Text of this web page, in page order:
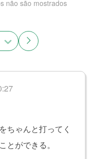
não são mostrados
ちゃんと打ってく
とができる。